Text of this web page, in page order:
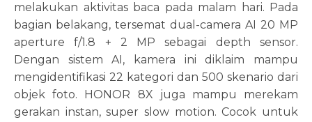
melakukan aktivitas baca pada malam hari. Pada
bagian belakang, tersemat dual-camera AI 20 MP
aperture f/1.8 + 2 MP sebagai depth sensor.
Dengan sistem AI, kamera ini diklaim mampu
mengidentifikasi 22 kategori dan 500 skenario dari
objek foto. HONOR 8X juga mampu merekam
gerakan instan, super slow motion. Cocok untuk